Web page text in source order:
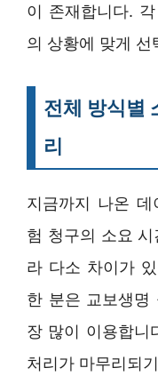
이 존재합니다.
의 상황에 맞게 선
전체 방식별
리
지금까지 나온
험 청구의 소요
라 다소 차이가
한 분은 교보생명
장 많이 이용합니
처리가 마무리되